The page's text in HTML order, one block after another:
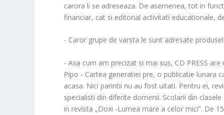
carora li se adreseaza. De asemenea, tot in
financiar, cat si editorial activitati educationale,
- Caror grupe de varsta le sunt adresate
- Asa cum am precizat si mai sus, CD PRESS
Pipo - Cartea generatiei pre, o publicatie lunara
acasa. Nici parintii nu au fost uitati. Pentru ei,
specialisti din diferite domenii. Scolarii din
in revista „Doxi -Lumea mare a celor mici”. De